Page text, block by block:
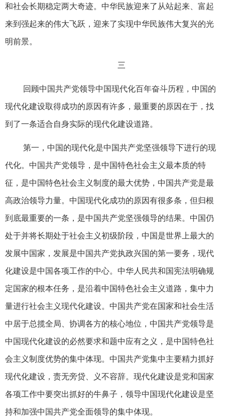
和社会长期稳定两大奇迹。中华民族迎来了从站起来、富起
来到强起来的伟大飞跃，迎来了实现中华民族伟大复兴的光
明前景。
三
回顾中国共产党领导中国现代化百年奋斗历程，中国的
现代化建设取得成功的原因有许多，最重要的原因在于，找
到了一条适合自身实际的现代化建设道路。
第一，中国的现代化是中国共产党坚强领导下进行的现
代化。中国共产党领导，是中国特色社会主义最本质的特
征，是中国特色社会主义制度的最大优势，中国共产党是最
高政治领导力量。中国现代化成功的原因有很多条，但归根
到底最重要的一条，是中国共产党坚强领导的结果。中国仍
处于并将长期处于社会主义初级阶段，中国是世界上最大的
发展中国家，发展是中国共产党执政兴国的第一要务，现代
化建设是中国各项工作的中心。中华人民共和国宪法明确规
定国家的根本任务，是沿着中国特色社会主义道路，集中力
量进行社会主义现代化建设。中国共产党在国家和社会生活
中居于总揽全局、协调各方的核心地位，中国共产党领导是
中国现代化建设的必然要求和题中应有之义，是中国特色社
会主义制度优势的集中体现。中国共产党集中主要精力抓好
现代化建设，责无旁贷、义不容辞。现代化建设是党和国家
各项工作中要突出抓好的牛鼻子，领导中国现代化建设是坚
持和加强中国共产党全面领导的集中体现。